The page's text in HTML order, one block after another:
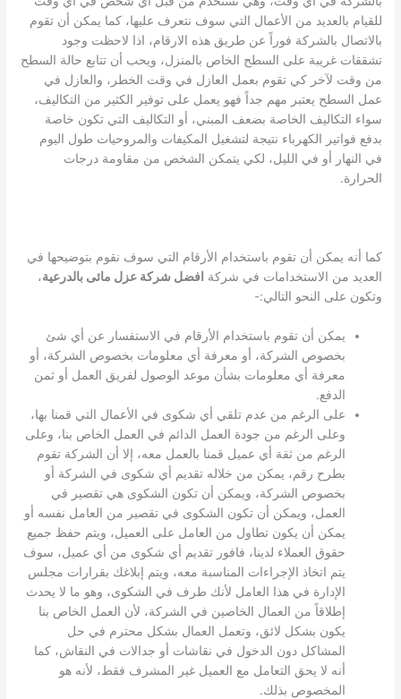
للقيام بالعديد من الأعمال التي سوف نتعرف عليها، كما يمكن أن تقوم
بالاتصال بالشركة فوراً عن طريق هذه الارقام، اذا لاحظت وجود
تشققات غريبة على السطح الخاص بالمنزل، ويحب أن تتابع حالة السطح
من وقت لآخر كي تقوم بعمل العازل في وقت الخطر، والعازل في
عمل السطح يعتبر مهم جداً فهو يعمل على توفير الكثير من التكاليف،
سواء التكاليف الخاصة بضعف المبني، أو التكاليف التي تكون خاصة
بدفع فواتير الكهرباء نتيجة لتشغيل المكيفات والمروحيات طول اليوم
في النهار أو في الليل، لكي يتمكن الشخص من مقاومة درجات
الحرارة.
كما أنه يمكن أن تقوم باستخدام الأرقام التي سوف نقوم بتوضيحها في
العديد من الاستخدامات في شركة افضل شركة عزل مائى بالدرعية،
وتكون على النحو التالي:-
يمكن أن تقوم باستخدام الأرقام في الاستفسار عن أي شئ
بخصوص الشركة، أو معرفة أي معلومات بخصوص الشركة، أو
معرفة أي معلومات بشأن موعد الوصول لفريق العمل أو ثمن
الدفع.
على الرغم من عدم تلقي أي شكوى في الأعمال التي قمنا بها،
وعلى الرغم من جودة العمل الدائم في العمل الخاص بنا، وعلى
الرغم من ثقة أي عميل قمنا بالعمل معه، إلا أن الشركة تقوم
بطرح رقم، يمكن من خلاله تقديم أي شكوى في الشركة أو
بخصوص الشركة، ويمكن أن تكون الشكوى هي تقصير في
العمل، ويمكن أن تكون الشكوى في تقصير من العامل نفسه أو
يمكن أن يكون تطاول من العامل على العميل، ويتم حفظ جميع
حقوق العملاء لدينا، فافور تقديم أي شكوى من أي عميل، سوف
يتم اتخاذ الإجراءات المناسبة معه، ويتم إبلاغك بقرارات مجلس
الإدارة في هذا العامل لأنك طرف في الشكوى، وهو ما لا يحدث
إطلاقاً من العمال الخاصين في الشركة، لأن العمل الخاص بنا
يكون بشكل لائق، وتعمل العمال بشكل محترم في حل
المشاكل دون الدخول في نقاشات أو جدالات في النقاش، كما
أنه لا يحق التعامل مع العميل غير المشرف فقط، لأنه هو
المخصوص بذلك.